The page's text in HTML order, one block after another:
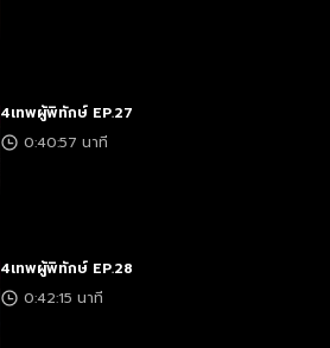
4เทพผู้พิทักษ์ EP.27
0:40:57 นาที
4เทพผู้พิทักษ์ EP.28
0:42:15 นาที